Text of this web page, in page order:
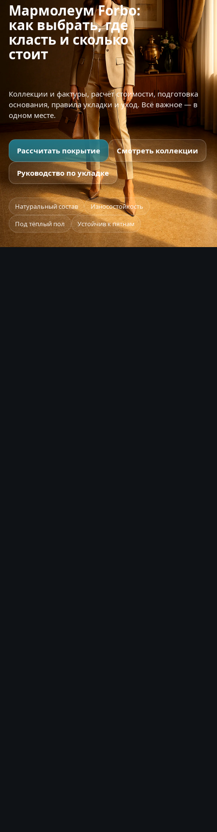
Мармолеум Forbo:
как выбрать, где
класть и сколько
стоит
Коллекции и фактуры, расчёт стоимости, подготовка
основания, правила укладки и уход. Всё важное — в
одном месте.
Рассчитать покрытие Смотреть коллекции
Руководство по укладке
Натуральный состав
Износостойкость
Под тёплый пол
Устойчив к пятнам